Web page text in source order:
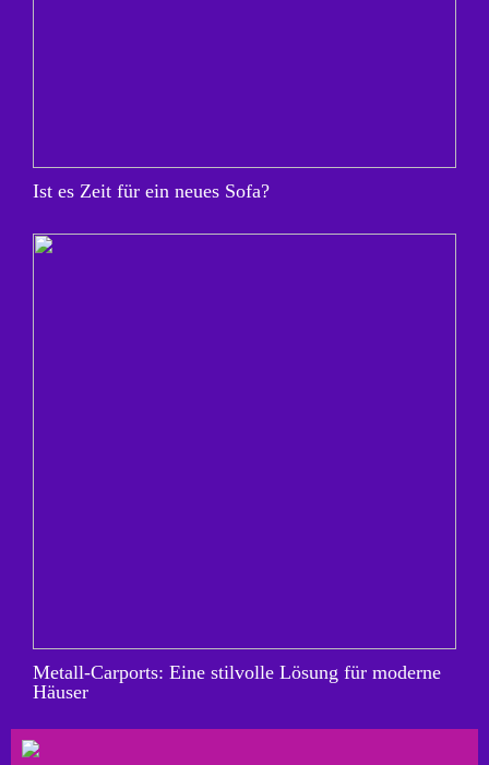
Ist es Zeit für ein neues Sofa?
Metall-Carports: Eine stilvolle Lösung für moderne
Häuser